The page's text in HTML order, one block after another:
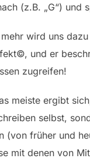
(z.B. „G“) und
wird uns
und er
zugreifen!
meiste ergibt
selbst,
(von früher und
mit denen von